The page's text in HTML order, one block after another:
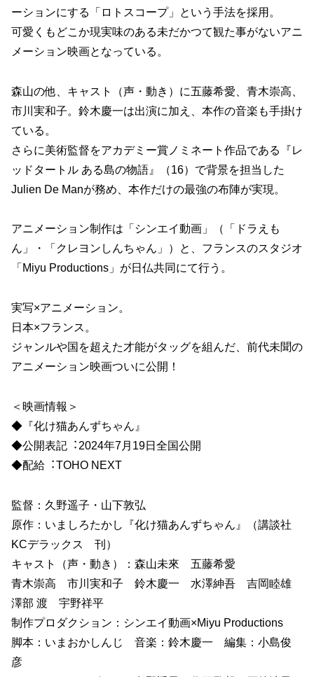
ーションにする「ロトスコープ」という手法を採用。
可愛くもどこか現実味のある未だかつて観た事がないアニ
メーション映画となっている。
森山の他、キャスト（声・動き）に五藤希愛、青木崇高、
市川実和子。鈴木慶一は出演に加え、本作の音楽も手掛け
ている。
さらに美術監督をアカデミー賞ノミネート作品である『レ
ッドタートル ある島の物語』（16）で背景を担当した
Julien De Manが務め、本作だけの最強の布陣が実現。
アニメーション制作は「シンエイ動画」（「ドラえも
ん」・「クレヨンしんちゃん」）と、フランスのスタジオ
「Miyu Productions」が日仏共同にて行う。
実写×アニメーション。
日本×フランス。
ジャンルや国を超えた才能がタッグを組んだ、前代未聞の
アニメーション映画ついに公開！
＜映画情報＞
◆『化け猫あんずちゃん』
◆公開表記︓2024年7月19日全国公開
◆配給︓TOHO NEXT
監督：久野遥子・山下敦弘
原作：いましろたかし『化け猫あんずちゃん』（講談社
KCデラックス 刊）
キャスト（声・動き）：森山未來 五藤希愛
青木崇高 市川実和子 鈴木慶一 水澤紳吾 吉岡睦雄
澤部 渡 宇野祥平
制作プロダクション：シンエイ動画×Miyu Productions
脚本：いまおかしんじ 音楽：鈴木慶一 編集：小島俊
彦